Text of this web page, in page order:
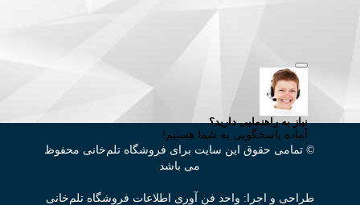
© تمامی حقوق این سایت برای فروشگاه تلم‌خانی محفوظ
می باشد
طراحی و اجرا: واحد فن آوری اطلاعات فروشگاه تلم‌خانی